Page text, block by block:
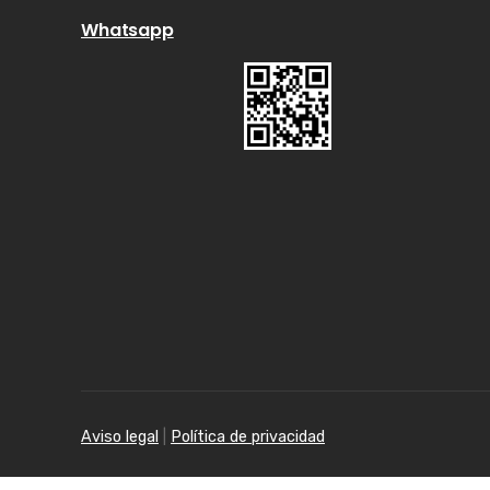
Whatsapp
Aviso legal Política de privacidad